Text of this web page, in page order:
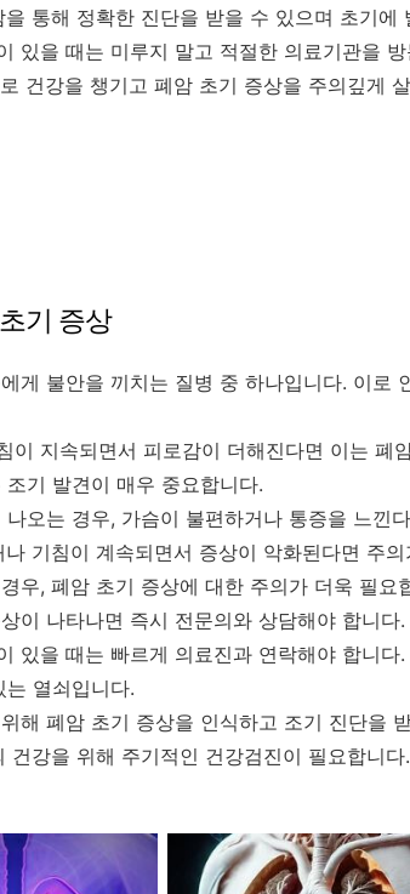
통해 정확한 진단을 받을 수 있으며 초기에
있을 때는 미루지 말고 적절한 의료기관을
건강을 챙기고 폐암 초기 증상을 주의깊게
기 증상
게 불안을 끼치는 질병 중 하나입니다. 이로
이 지속되면서 피로감이 더해진다면 이는 폐
기 발견이 매우 중요합니다.
나오는 경우, 가슴이 불편하거나 통증을 느낀
기침이 계속되면서 증상이 악화된다면 주
우, 폐암 초기 증상에 대한 주의가 더욱 필요
이 나타나면 즉시 전문의와 상담해야 합니다.
있을 때는 빠르게 의료진과 연락해야 합니
열쇠입니다.
해 폐암 초기 증상을 인식하고 조기 진단을
건강을 위해 주기적인 건강검진이 필요합니다.